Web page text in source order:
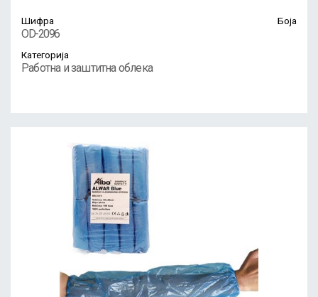
Шифра
OD-2096
Боја
Категорија
Работна и заштитна облека